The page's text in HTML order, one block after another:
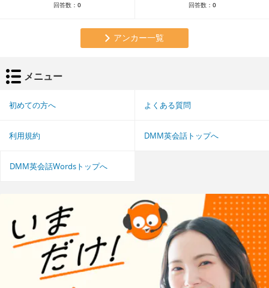
回答数： 0 回答数： 0
アンカー一覧
メニュー
初めての方へ よくある質問
利用規約 DMM英会話トップへ
DMM英会話Wordsトップへ